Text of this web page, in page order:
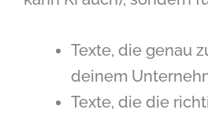
Texte, die genau
deinem
Texte, die die